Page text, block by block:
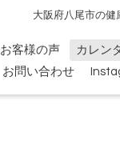
大阪府八尾市の健
お客様の声 カレン
お問い合わせ